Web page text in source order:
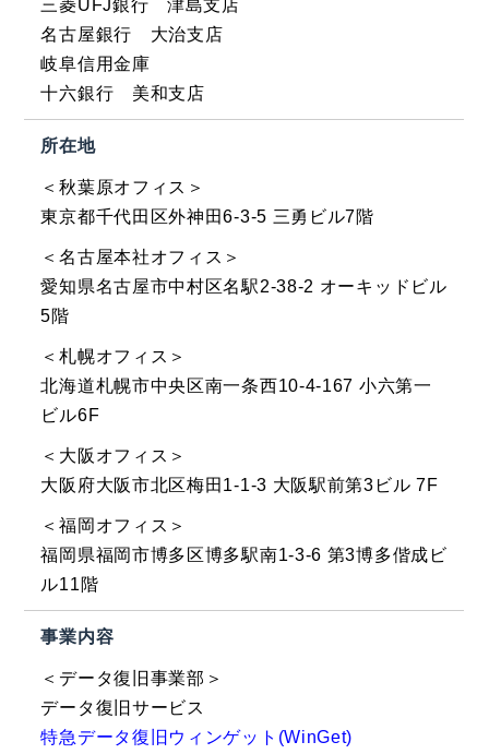
三菱UFJ銀行 津島支店
名古屋銀行 大治支店
岐阜信用金庫
十六銀行 美和支店
所在地
＜秋葉原オフィス＞
東京都千代田区外神田6-3-5 三勇ビル7階
＜名古屋本社オフィス＞
愛知県名古屋市中村区名駅2-38-2 オーキッドビル
5階
＜札幌オフィス＞
北海道札幌市中央区南一条西10-4-167 小六第一
ビル6F
＜大阪オフィス＞
大阪府大阪市北区梅田1-1-3 大阪駅前第3ビル 7F
＜福岡オフィス＞
福岡県福岡市博多区博多駅南1-3-6 第3博多偕成ビ
ル11階
事業内容
＜データ復旧事業部＞
データ復旧サービス
特急データ復旧ウィンゲット(WinGet)